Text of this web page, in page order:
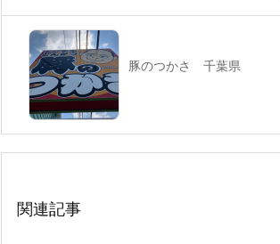
豚のつかさ 千葉県
関連記事